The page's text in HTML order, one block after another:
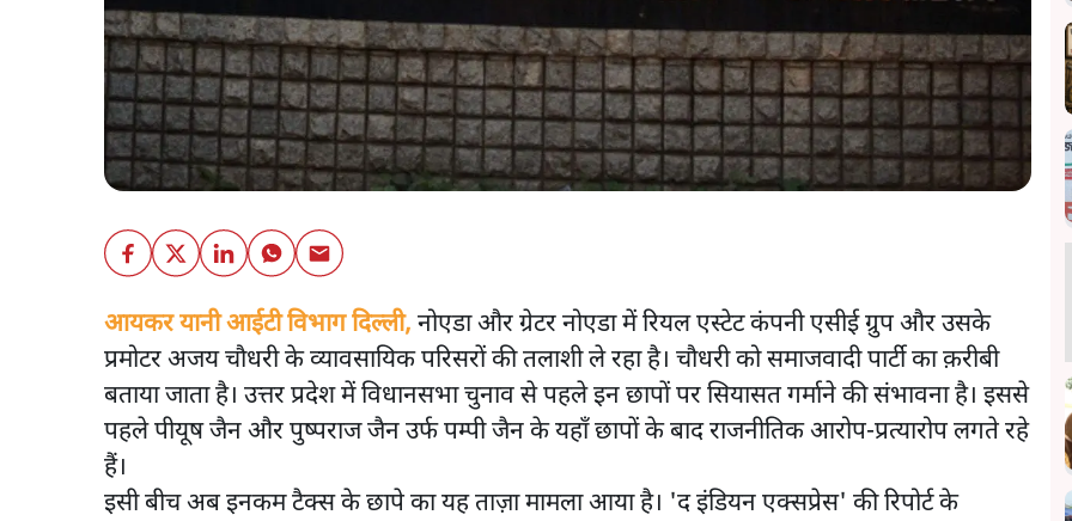
आयकर यानी आईटी विभाग दिल्ली, नोएडा और ग्रेटर नोएडा में रियल एस्टेट कंपनी एसीई ग्रुप और उसके
प्रमोटर अजय चौधरी के व्यावसायिक परिसरों की तलाशी ले रहा है। चौधरी को समाजवादी पार्टी का क़रीबी
बताया जाता है। उत्तर प्रदेश में विधानसभा चुनाव से पहले इन छापों पर सियासत गर्माने की संभावना है। इससे
पहले पीयूष जैन और पुष्पराज जैन उर्फ पम्पी जैन के यहाँ छापों के बाद राजनीतिक आरोप-प्रत्यारोप लगते रहे
हैं।
इसी बीच अब इनकम टैक्स के छापे का यह ताज़ा मामला आया है। 'द इंडियन एक्सप्रेस' की रिपोर्ट के